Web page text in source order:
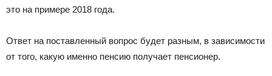
это на примере 2018 года.
Ответ на поставленный вопрос будет разным, в зависимости
от того, какую именно пенсию получает пенсионер.